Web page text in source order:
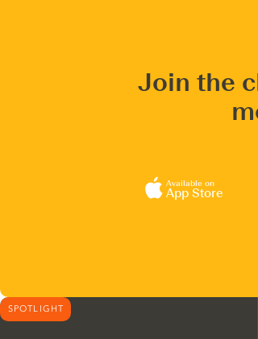
Join the
Available on
App Store
SPOTLIGHT